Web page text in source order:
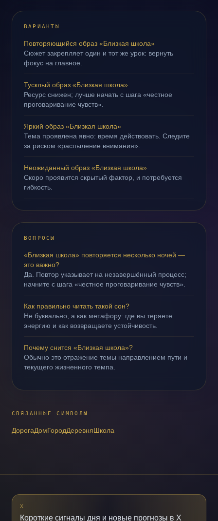
ВАРИАНТЫ
Повторяющийся образ «Близкая школа»
Сюжет закрепляет один и тот же урок: вернуть
фокус на главное.
Тусклый образ «Близкая школа»
Ресурс снижен; лучше начать с шага «честное
проговаривание чувств».
Яркий образ «Близкая школа»
Тема проявлена явно: время действовать. Следите
за риском «распыление внимания».
Неожиданный образ «Близкая школа»
Скоро проявится скрытый фактор, и потребуется
гибкость.
ВОПРОСЫ
«Близкая школа» повторяется несколько ночей —
это важно?
Да. Повтор указывает на незавершённый процесс;
начните с шага «честное проговаривание чувств».
Как правильно читать такой сон?
Не буквально, а как метафору: где вы теряете
энергию и как возвращаете устойчивость.
Почему снится «Близкая школа»?
Обычно это отражение темы направлением пути и
текущего жизненного темпа.
СВЯЗАННЫЕ СИМВОЛЫ
ДорогаДомГородДеревняШкола
X
Короткие сигналы дня и новые прогнозы в X